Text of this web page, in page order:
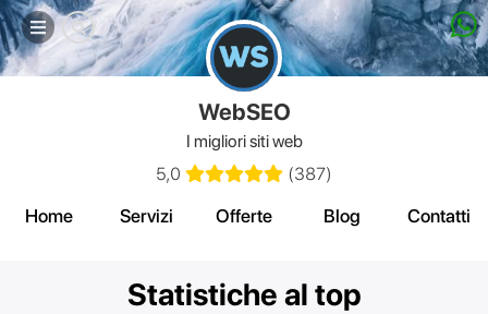
Mobile
menu
WebSEO
I migliori siti web
5,0
(387)
Home Servizi Offerte Blog Contatti
Statistiche al top